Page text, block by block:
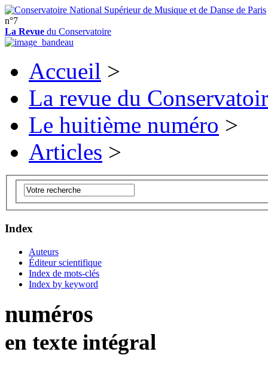
n°7
La Revue du Conservatoire
Accueil >
La revue du
Le huitième numéro >
Articles >
Index
Auteurs
Éditeur scientifique
Index de mots-clés
Index by keyword
numéros
en texte intégral